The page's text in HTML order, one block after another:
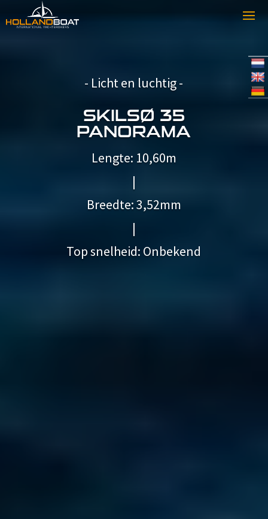
- Licht en luchtig-
SKILSØ 35
PANORAMA
Lengte: 10,60m
|
Breedte: 3,52mm
|
Top snelheid: Onbekend